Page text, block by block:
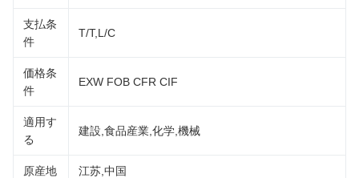
支払条
件
T/T,L/C
価格条
件
EXW FOB CFR CIF
適用す
る
建設,食品産業,化学,機械
原産地 江苏,中国